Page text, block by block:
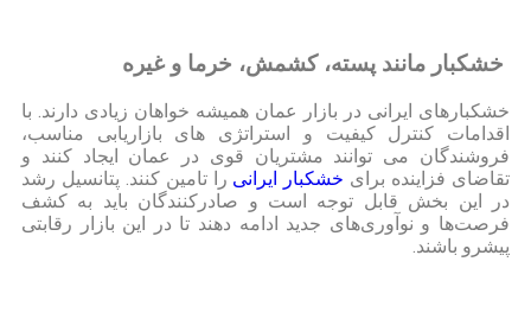
خشکبار مانند پسته، کشمش، خرما و غیره
خشکبارهای ایرانی در بازار عمان همیشه خواهان زیادی دارند. با
اقدامات کنترل کیفیت و استراتژی های بازاریابی مناسب،
فروشندگان می توانند مشتریان قوی در عمان ایجاد کنند و
تقاضای فزاینده برای خشکبار ایرانی را تامین کنند. پتانسیل رشد
در این بخش قابل توجه است و صادرکنندگان باید به کشف
فرصت‌ها و نوآوری‌های جدید ادامه دهند تا در این بازار رقابتی
پیشرو باشند.